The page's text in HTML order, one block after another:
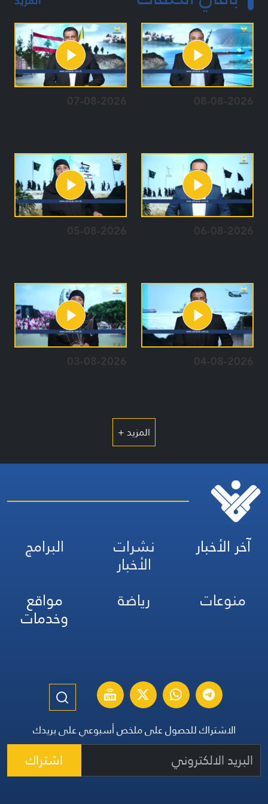
08-08-2026
07-08-2026
06-08-2026
05-08-2026
04-08-2026
03-08-2026
المزيد +
آخر الأخبار نشرات
الأخبار
البرامج
منوعات
رياضة مواقع
وخدمات
الاشتراك للحصول على ملخص أسبوعي على بريدك
اشتراك